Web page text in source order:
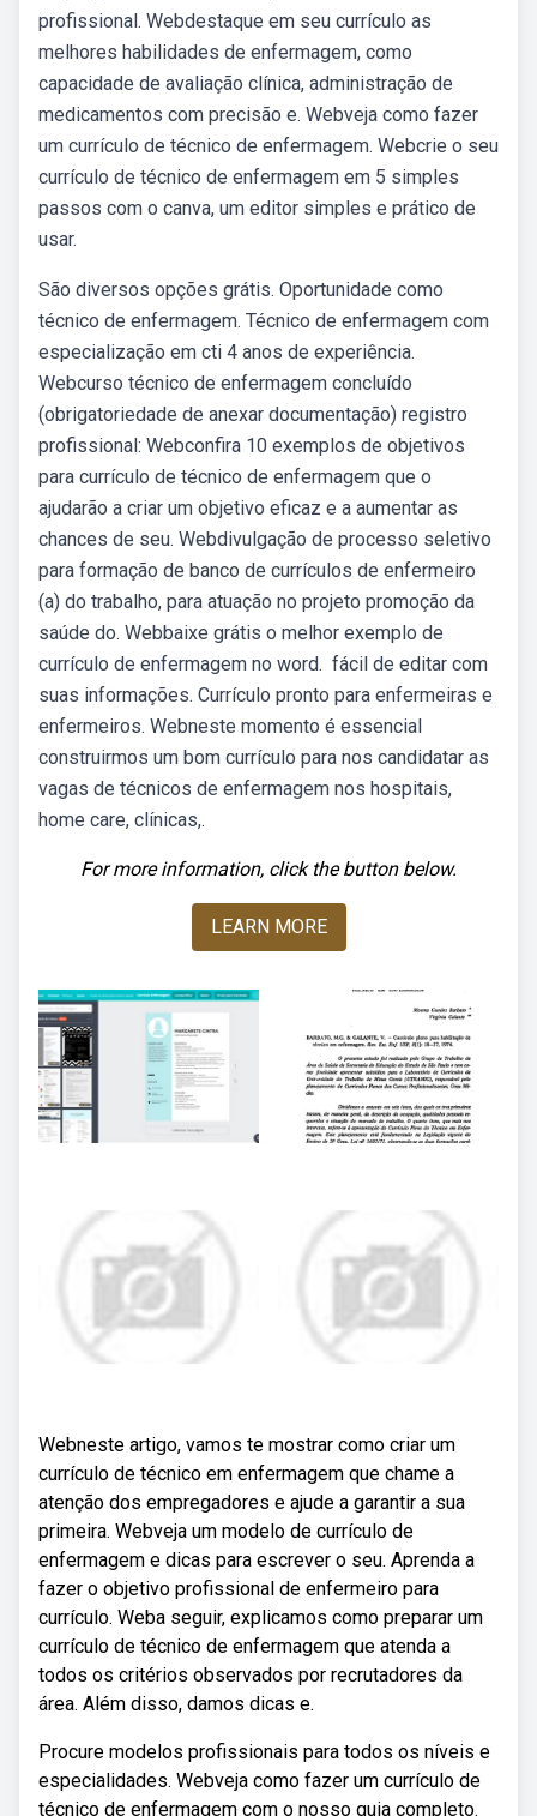
profissional. Webdestaque em seu currículo as
melhores habilidades de enfermagem, como
capacidade de avaliação clínica, administração de
medicamentos com precisão e. Webveja como fazer
um currículo de técnico de enfermagem. Webcrie o seu
currículo de técnico de enfermagem em 5 simples
passos com o canva, um editor simples e prático de
usar.
São diversos opções grátis. Oportunidade como
técnico de enfermagem. Técnico de enfermagem com
especialização em cti 4 anos de experiência.
Webcurso técnico de enfermagem concluído
(obrigatoriedade de anexar documentação) registro
profissional: Webconfira 10 exemplos de objetivos
para currículo de técnico de enfermagem que o
ajudarão a criar um objetivo eficaz e a aumentar as
chances de seu. Webdivulgação de processo seletivo
para formação de banco de currículos de enfermeiro
(a) do trabalho, para atuação no projeto promoção da
saúde do. Webbaixe grátis o melhor exemplo de
currículo de enfermagem no word. ️ fácil de editar com
suas informações. Currículo pronto para enfermeiras e
enfermeiros. Webneste momento é essencial
construirmos um bom currículo para nos candidatar as
vagas de técnicos de enfermagem nos hospitais,
home care, clínicas,.
For more information, click the button below.
LEARN MORE
Webneste artigo, vamos te mostrar como criar um
currículo de técnico em enfermagem que chame a
atenção dos empregadores e ajude a garantir a sua
primeira. Webveja um modelo de currículo de
enfermagem e dicas para escrever o seu. Aprenda a
fazer o objetivo profissional de enfermeiro para
currículo. Weba seguir, explicamos como preparar um
currículo de técnico de enfermagem que atenda a
todos os critérios observados por recrutadores da
área. Além disso, damos dicas e.
Procure modelos profissionais para todos os níveis e
especialidades. Webveja como fazer um currículo de
técnico de enfermagem com o nosso guia completo.